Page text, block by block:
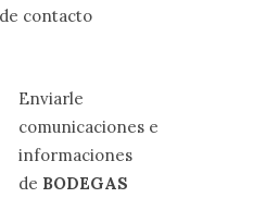
contacto
Enviarle
comunicaciones e
informaciones
de BODEGAS